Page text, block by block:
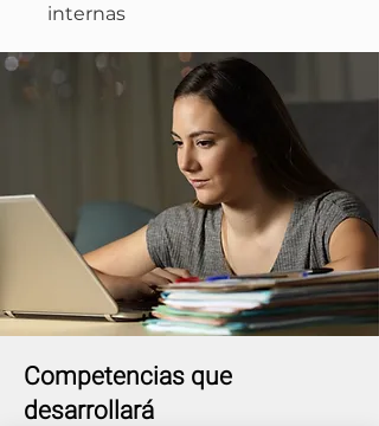
internas
Competencias que
desarrollará